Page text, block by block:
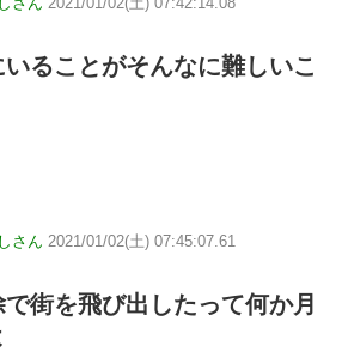
ることがそんなに難しいこ
さん 2021/01/02(土) 07:45:07.61
街を飛び出したって何か月